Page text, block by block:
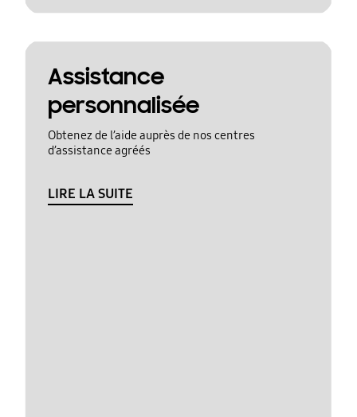
Assistance
personnalisée
Obtenez de l’aide auprès de nos centres
d’assistance agréés
LIRE LA SUITE